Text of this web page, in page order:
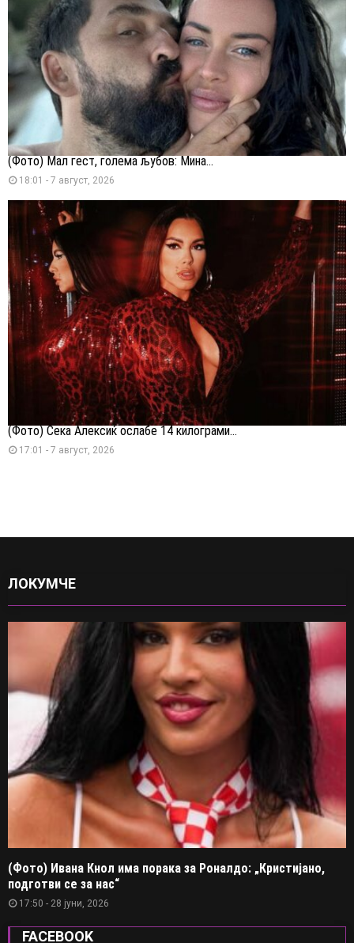
(Фото) Мал гест, голема љубов: Мина...
18:01 - 7 август, 2026
(Фото) Сека Алексиќ ослабе 14 килограми...
17:01 - 7 август, 2026
ЛОКУМЧЕ
(Фото) Ивана Кнол има порака за Роналдо: „Кристијано,
подготви се за нас“
17:50 - 28 јуни, 2026
FACEBOOK